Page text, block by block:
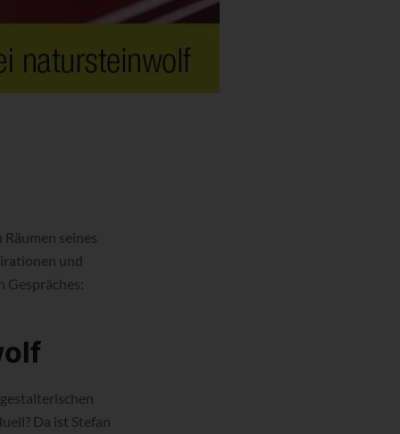
seines
und
Gespräches:
Da ist Stefan